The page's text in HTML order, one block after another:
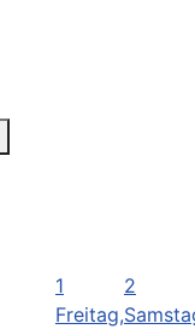
1
Freitag,
2